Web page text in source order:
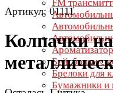
FM
Бейсболки с
Брелоки для
Бумажники и
Артикул: 01111
Колпачки